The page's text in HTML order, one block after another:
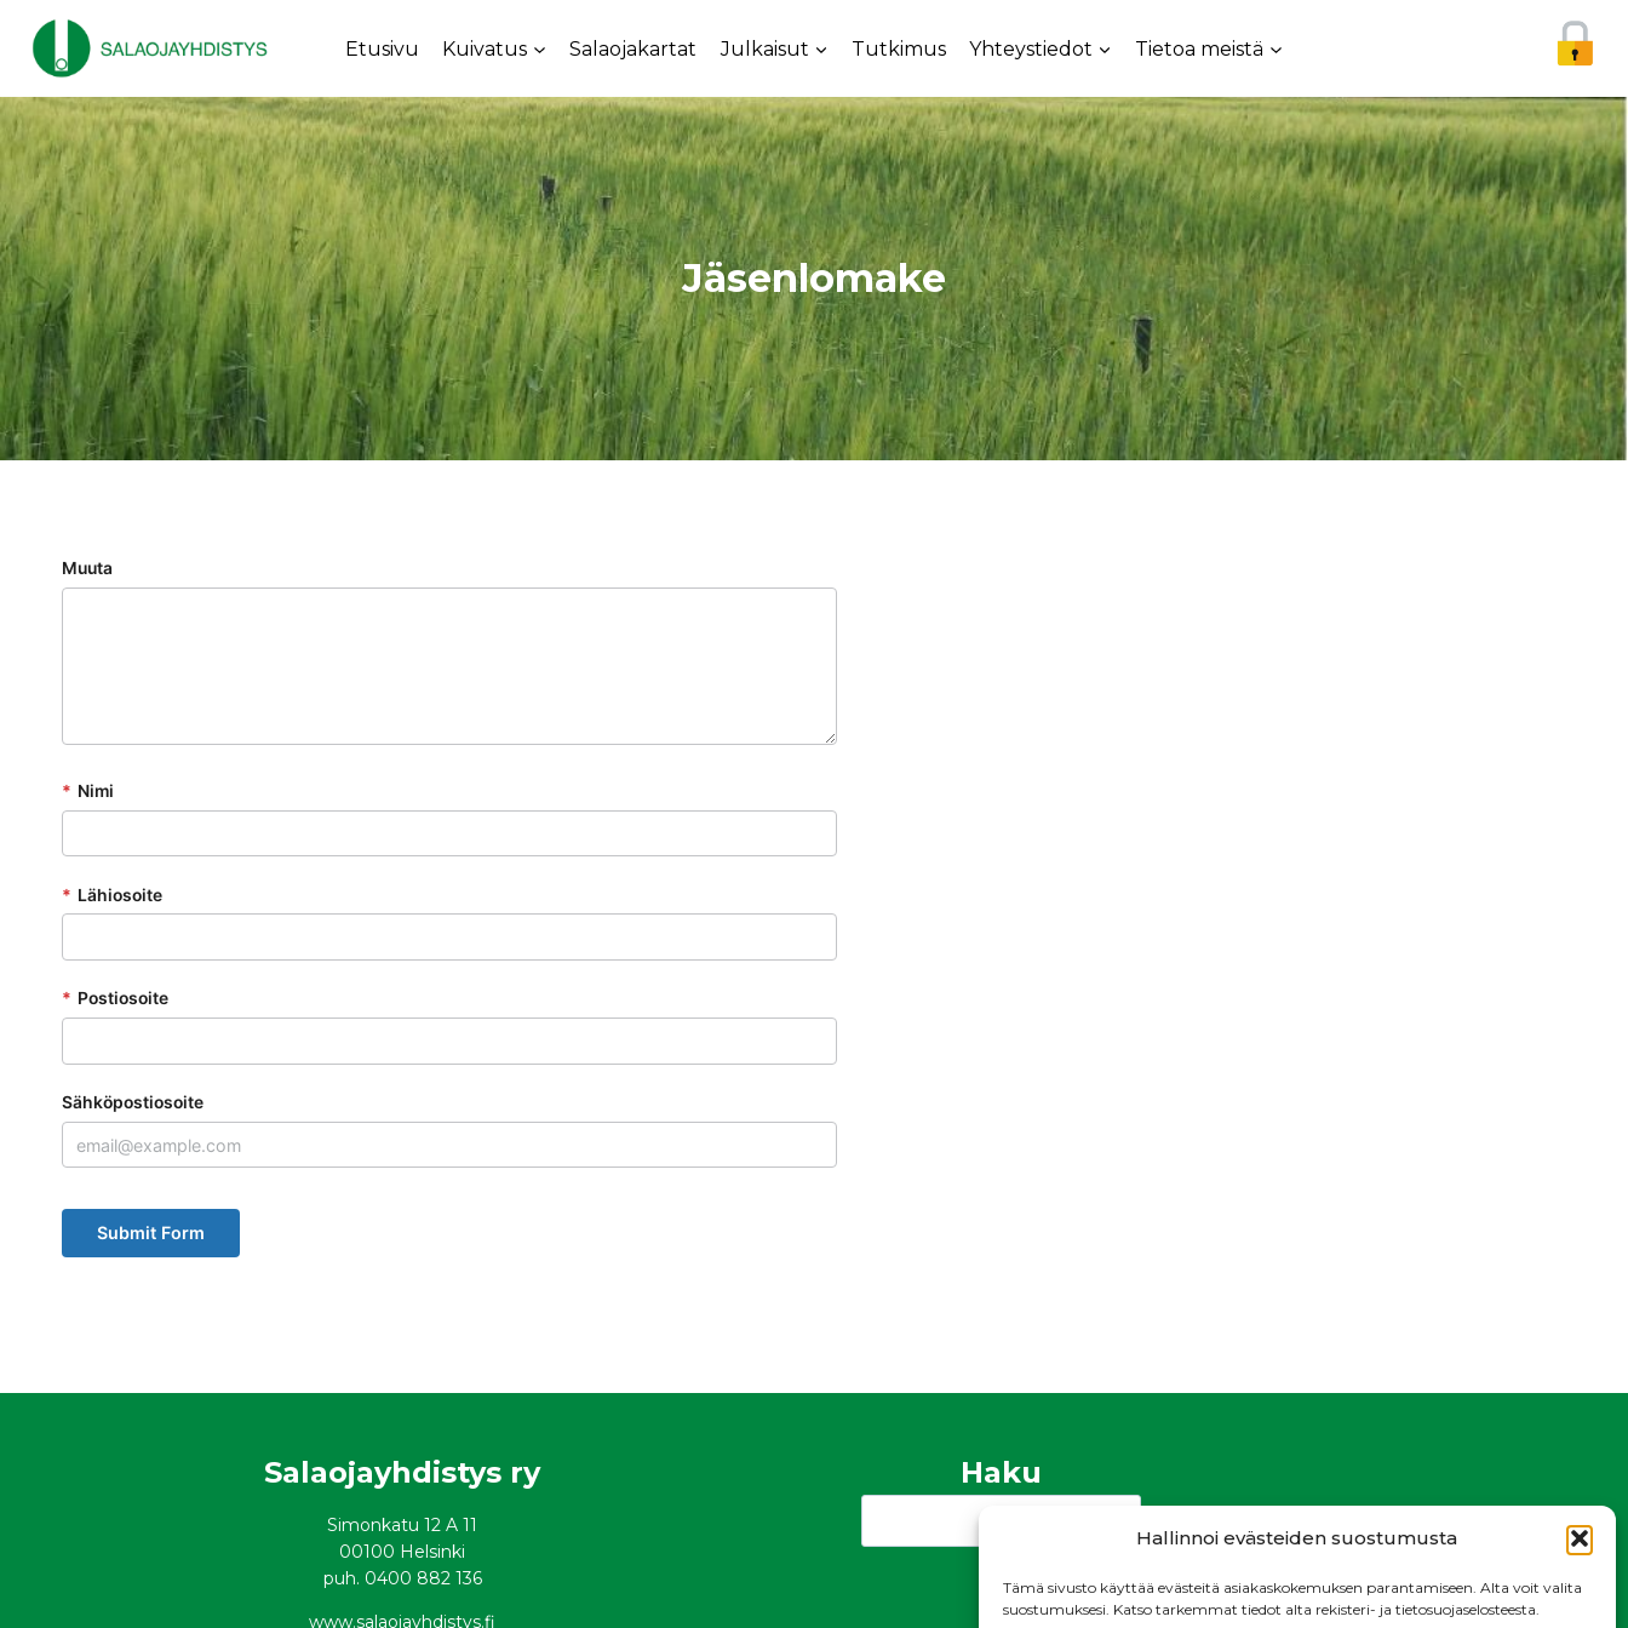
Hallinnoi evästeiden suostumusta
Tämä sivusto käyttää evästeitä asiakaskokemuksen parantamiseen. Alta voit valita
suostumuksesi. Katso tarkemmat tiedot alta rekisteri- ja tietosuojaselosteesta.
sisältöön
Etusivu Kuivatus Salaojakartat Julkaisut Tutkimus Yhteystiedot Tietoa meistä
Jäsenlomake
Muuta
* Nimi
* Lähiosoite
* Postiosoite
Sähköpostiosoite
Salaojayhdistys ry
Simonkatu 12 A 11
00100 Helsinki
puh. 0400 882 136
www.salaojayhdistys.fi
Haku